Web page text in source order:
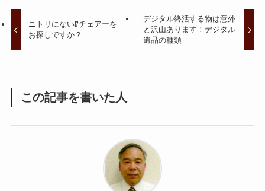
ニトリにない⁉チェアーを
お探しですか？
デジタル終活する物は意外
と沢山あります！デジタル
遺品の種類
この記事を書いた人